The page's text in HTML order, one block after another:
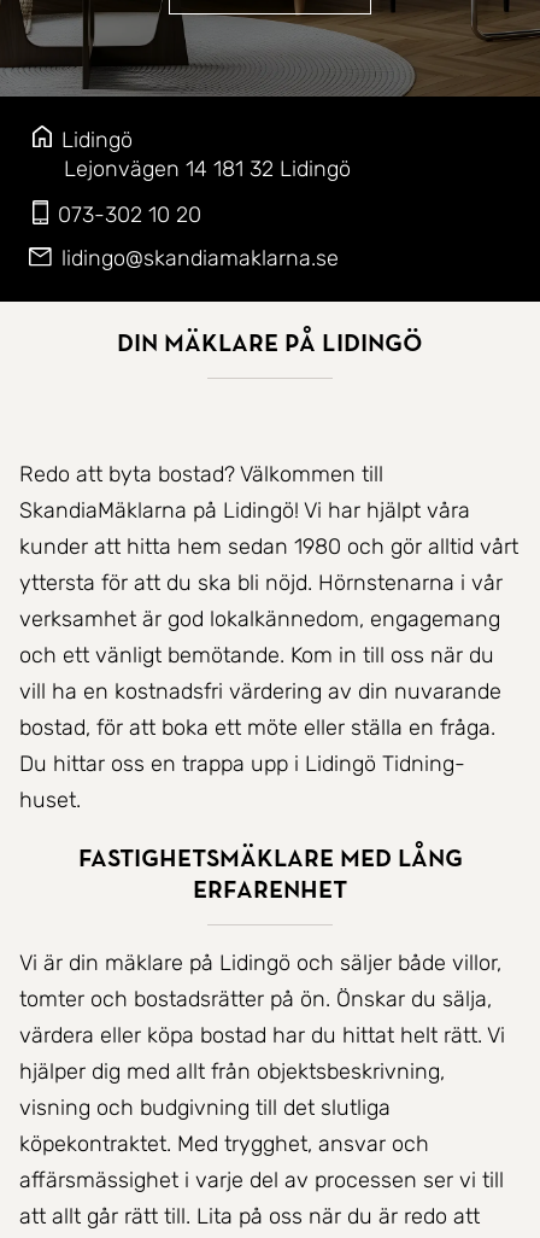
Lidingö
Lejonvägen 14 181 32 Lidingö
073-302 10 20
lidingo@skandiamaklarna.se
Din mäklare på Lidingö
Redo att byta bostad? Välkommen till
SkandiaMäklarna på Lidingö! Vi har hjälpt våra
kunder att hitta hem sedan 1980 och gör alltid vårt
yttersta för att du ska bli nöjd. Hörnstenarna i vår
verksamhet är god lokalkännedom, engagemang
och ett vänligt bemötande. Kom in till oss när du
vill ha en kostnadsfri värdering av din nuvarande
bostad, för att boka ett möte eller ställa en fråga.
Du hittar oss en trappa upp i Lidingö Tidning-
huset.
Fastighetsmäklare med lång
erfarenhet
Vi är din mäklare på Lidingö och säljer både villor,
tomter och bostadsrätter på ön. Önskar du sälja,
värdera eller köpa bostad har du hittat helt rätt. Vi
hjälper dig med allt från objektsbeskrivning,
visning och budgivning till det slutliga
köpekontraktet. Med trygghet, ansvar och
affärsmässighet i varje del av processen ser vi till
att allt går rätt till. Lita på oss när du är redo att